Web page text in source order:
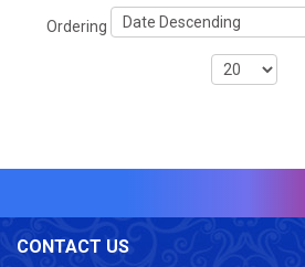
Ordering
CONTACT US